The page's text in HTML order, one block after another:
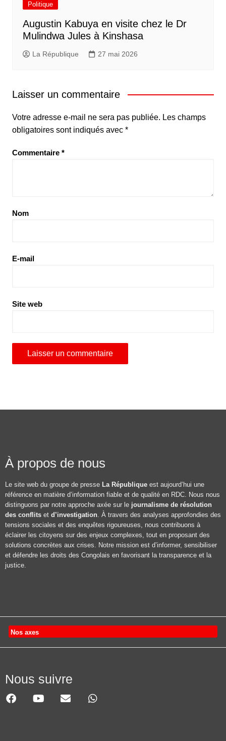
Politique
Augustin Kabuya en visite chez le Dr
Mulindwa Jules à Kinshasa
La République 27 mai 2026
Laisser un commentaire
Votre adresse e-mail ne sera pas publiée. Les champs
obligatoires sont indiqués avec *
Commentaire *
Nom
E-mail
Site web
À propos de nous
Le site web du groupe de presse La République est aujourd’hui une
référence en matière d’information fiable et de qualité en RDC. Nous nous
distinguons par notre approche axée sur le journalisme de résolution
des conflits et d’investigation. À travers des analyses approfondies des
tensions sociales et des enquêtes rigoureuses, nous contribuons à
éclairer les citoyens sur des enjeux complexes, tout en proposant des
solutions concrètes aux crises. Notre mission est d’informer, sensibiliser
et défendre les droits des Congolais en favorisant la transparence et la
justice.
Nos axes
Nous suivre